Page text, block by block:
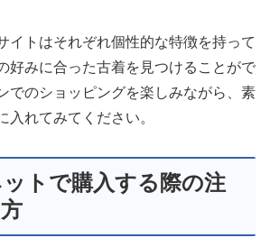
イトはそれぞれ個性的な特徴を持って
好みに合った古着を見つけることがで
でのショッピングを楽しみながら、素
入れてみてください。
トで購入する際の注